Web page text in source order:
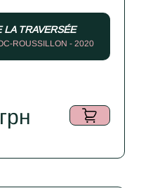
LA TRAVERSÉE
ROUSSILLON - 2020
грн